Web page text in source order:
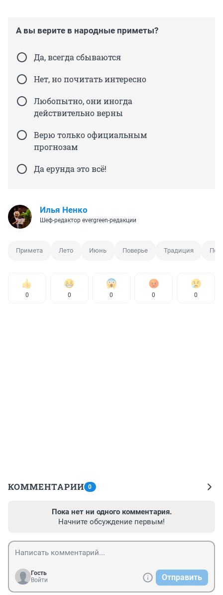
А вы верите в народные приметы?
Да, всегда сбываются
Нет, но почитать интересно
Любопытно, они иногда
действительно верны
Верю только официальным
прогнозам
Да ерунда это всё!
Илья Ненко
Шеф-редактор evergreen-редакции
Примета Лето Июнь Поверье Традиция
0 0 0 0 0
КОММЕНТАРИИ 0
Пока нет ни одного комментария.
Начните обсуждение первым!
Гость
Войти
Отправить